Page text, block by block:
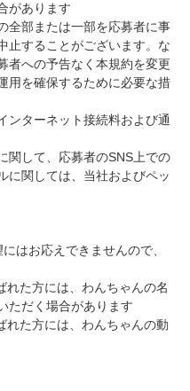
があります
全部または一部を応募者に事
止することがございます。な
者への予告なく本規約を変更
用を確保するために必要な措
ンターネット接続料および通
関して、応募者のSNS上での
に関しては、当社およびペッ
はお応えできませんので、
れた方には、わんちゃんの名
ただく場合があります
れた方には、わんちゃんの動